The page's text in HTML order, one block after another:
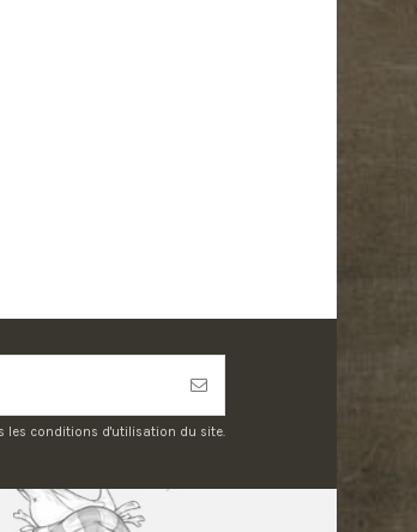
les conditions d'utilisation du site.